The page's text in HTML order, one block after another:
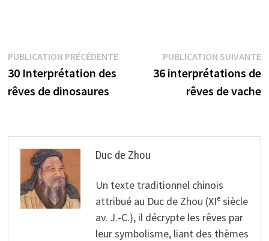
Navigation
de
PUBLICATION PRÉCÉDENTEPublication
précédente :
30 Interprétation des
rêves de dinosaures
PUBLICATION SUIVANTE
36 interprétations de
rêves de vache
Duc de Zhou
Un texte traditionnel chinois
attribué au Duc de Zhou (XIᵉ siècle
av. J.-C.), il décrypte les rêves par
leur symbolisme, liant des thèmes